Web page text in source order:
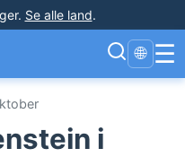
. Se alle land.
🌐 ☰
i